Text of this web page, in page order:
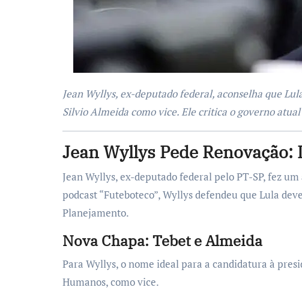
Jean Wyllys, ex-deputado federal, aconselha que Lula não se candidate à reeleição em 2026 e sugere Simone Tebet como candidata à presidência, com
Silvio Almeida como vice. Ele critica o governo
Jean Wyllys Pede
Jean Wyllys, ex-deputado federal pelo PT-SP, fez
podcast “Futeboteco”, Wyllys defendeu que Lula
Planejamento.
Nova Chapa: Tebet e Almeida
Para Wyllys, o nome ideal para a candidatura à
Humanos, como vice.